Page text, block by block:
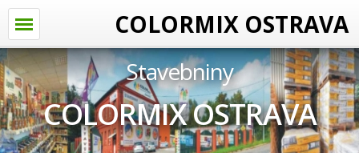
COLORMIX OSTRAVA
Stavebniny
COLORMIX OSTRAVA